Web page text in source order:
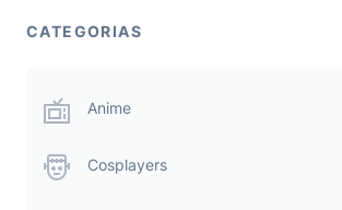
CATEGORIAS
Anime
Cosplayers